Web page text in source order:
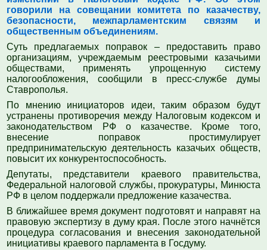
говорили на совещании комитета по казачеству,
безопасности, межпарламентским связям и
общественным объединениям.
Суть предлагаемых поправок – предоставить право
организациям, учреждаемым реестровыми казачьими
обществами, применять упрощенную систему
налогообложения, сообщили в пресс-службе думы
Ставрополья.
По мнению инициаторов идеи, таким образом будут
устранены противоречия между Налоговым кодексом и
законодательством РФ о казачестве. Кроме того,
внесение поправок простимулирует
предпринимательскую деятельность казачьих обществ,
повысит их конкурентоспособность.
Депутаты, представители краевого правительства,
Федеральной налоговой службы, прокуратуры, Минюста
РФ в целом поддержали предложение казачества.
В ближайшее время документ подготовят и направят на
правовую экспертизу в думу края. После этого начнётся
процедура согласования и внесения законодательной
инициативы краевого парламента в Госдуму.